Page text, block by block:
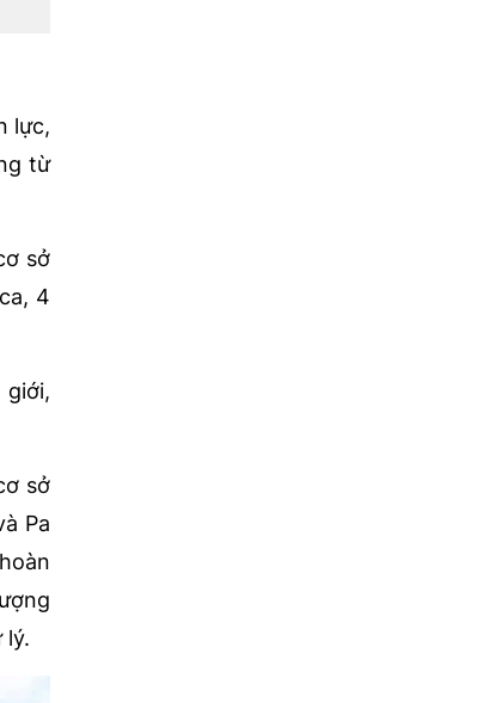
lực,
từ
sở
4
giới,
sở
Pa
lý.